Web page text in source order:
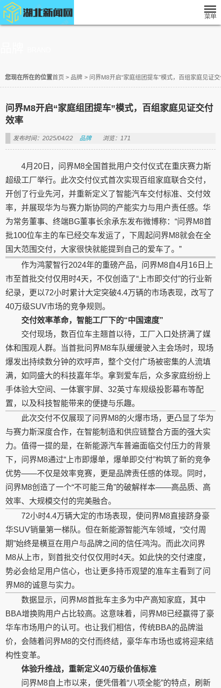
您现在所在的位置首页 > 品牌 > 问界M8开启“家庭组团提车”模式，百组家庭见证
问界M8开启“家庭组团提车”模式，百组家庭见证交付
效率
发布时间：2025/04/22 品牌 浏览：171
4月20日，问界M8全国首批用户交付仪式在重庆赛力斯
超级工厂举行。此次交付仪式首次实现百组家庭联合交付，
开创了行业先河，并重新定义了智能汽车交付标准、交付效
率，并展现华为与赛力斯协同的产能实力与用户责任感。华
为常务董事、终端BG董事长余承东发布微博称：“问界M8首
批100位车主的车已经交车发运了，下周起问界M8就会在全
国大范围交付，大家很快就能提到自己的爱车了。”
作为鸿蒙智行2024年的重磅产品，问界M8自4月16日上
市至首批交付仅用时4天，不仅创造了“上市即交付”的行业新
纪录，更以72小时累计大定突破4.4万辆的市场表现，改写了
40万级SUV市场的竞争规则。
交付效率革命，智能工厂下的“中国速度”
交付现场，数百位车主翘首以待，工厂入口处挤满了媒
体和围观人群。当首批问界M8车队缓缓驶入主会场时，现场
爆发出持续数分钟的欢呼声，整个交付广场被密集的人流填
满，如同盛大的科技嘉年华。拿到爱车后，众多家庭纷纷上
手体验大空间、一体寰宇屏、32英寸车规级投影幕布等配
置，以及科技智能带来的便捷与乐趣。
此次交付不仅展现了问界M8的火爆市场，更凸显了华为
与赛力斯深度合作，在智能制造和供应链整合方面的强大实
力。值得一提的是，在新能源汽车普遍面临交付压力的背景
下，问界M8通过“上市即爆单，爆单即交付”构筑了新的竞争
优势——不仅是效率竞赛，更是品牌责任感的体现。同时，
问界M8创造了一个“不可能三角”的破解样本——高品质、高
效率、大规模交付的完美融合。
72小时4.4万辆大定的市场表现，使问界M8直接跻身豪
华SUV销量第一梯队。但在新能源智能汽车领域，“交付周
期”始终是横亘在用户与品牌之间的信任鸿沟。而此次问界
M8从上市，到首批交付仅仅用时4天。如此快的交付速度，
势必会给足用户信心，也让更多持币观望的准车主看到了问
界M8的诚意与实力。
数据显示，问界M8首批车主多为中产高知家庭，其中
BBA增换购用户占比较高。这意味着，问界M8已经赢得了豪
华车市场用户的认可。也让我们相信，传统BBA的品牌溢
价，会随着问界M8的交付而终结，豪华车市场也或将迎来结
构性变革。
体验升维战， 重新定义40万级价值标准
问界M8自上市以来，便凭借着“八项全能”的特点，刷新